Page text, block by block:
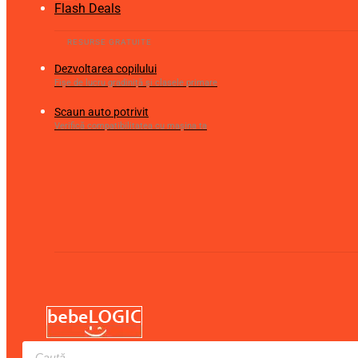
Flash Deals
Dezvoltarea copilului
Fișe de lucru gradiniță și clasele primare
Scaun auto potrivit
Verifică compatibilitatea cu mașina ta
Products